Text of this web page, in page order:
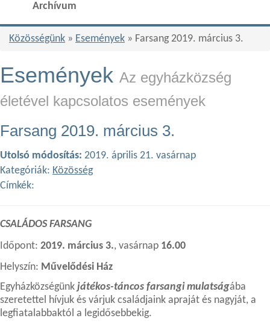
Archívum
Közösségünk » Események » Farsang 2019. március 3.
Események Az egyházközség
életével kapcsolatos események
Farsang 2019. március 3.
Utolsó módosítás: 2019. április 21. vasárnap
Kategóriák: Közösség
Címkék:
CSALÁDOS FARSANG
Időpont: 2019. március 3., vasárnap 16.00
Helyszín: Művelődési Ház
Egyházközségünk játékos-táncos farsangi mulatságába
szeretettel hívjuk és várjuk családjaink apraját és nagyját, a
legfiatalabbaktól a legidősebbekig.